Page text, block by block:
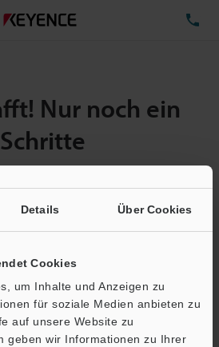
Details Über Cookies
Cookies
um Inhalte und Anzeigen zu
für soziale Medien anbieten zu
auf unsere Website zu
geben wir Informationen zu Ihrer
Nur noch ein